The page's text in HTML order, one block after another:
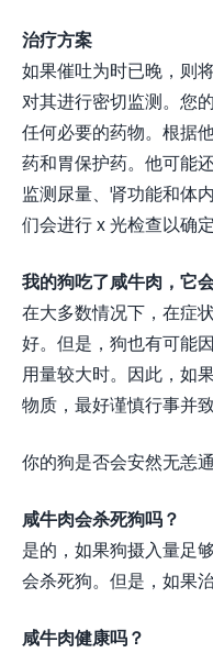
治疗方案
如果催吐为时已晚，则
对其进行密切监测。您
任何必要的药物。根据
药和胃保护药。他可能
监测尿量、肾功能和体
们会进行 x 光检查以确
我的狗吃了咸牛肉，它
在大多数情况下，在症
好。但是，狗也有可能
用量较大时。因此，如
物质，最好谨慎行事并
你的狗是否会安然无恙
咸牛肉会杀死狗吗？
是的，如果狗摄入量足
会杀死狗。但是，如果
咸牛肉健康吗？